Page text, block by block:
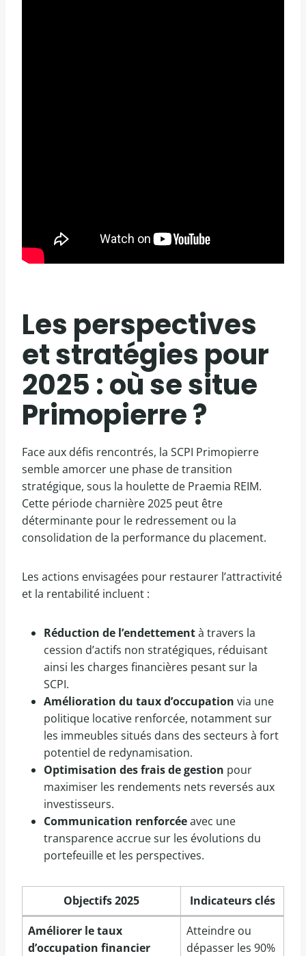
Les perspectives
et stratégies pour
2025 : où se situe
Primopierre ?
Face aux défis rencontrés, la SCPI Primopierre
semble amorcer une phase de transition
stratégique, sous la houlette de Praemia REIM.
Cette période charnière 2025 peut être
déterminante pour le redressement ou la
consolidation de la performance du placement.
Les actions envisagées pour restaurer l’attractivité
et la rentabilité incluent :
Réduction de l’endettementà travers la
cession d’actifs non stratégiques, réduisant
ainsi les charges financières pesant sur la
SCPI.
Amélioration du taux d’occupation via une
politique locative renforcée, notamment sur
les immeubles situés dans des secteurs à fort
potentiel de redynamisation.
Optimisation des frais de gestion pour
maximiser les rendements nets reversés aux
investisseurs.
Communication renforcéeavec une
transparence accrue sur les évolutions du
portefeuille et les perspectives.
Objectifs 2025
Indicateurs clés
Améliorer le taux
d’occupation financier
Atteindre ou
dépasser les 90%